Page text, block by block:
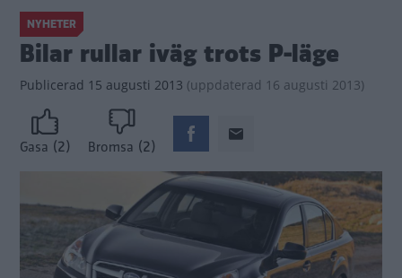
NYHETER
Bilar rullar iväg trots P-läge
Publicerad 15 augusti 2013 (uppdaterad 16 augusti 2013)
Gasa (2) Bromsa (2)